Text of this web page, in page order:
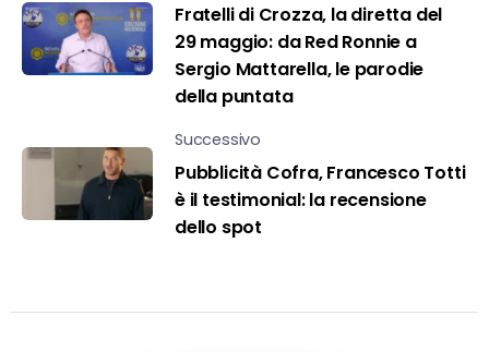
Fratelli di Crozza, la diretta del
29 maggio: da Red Ronnie a
Sergio Mattarella, le parodie
della puntata
Successivo
Pubblicità Cofra, Francesco Totti
è il testimonial: la recensione
dello spot